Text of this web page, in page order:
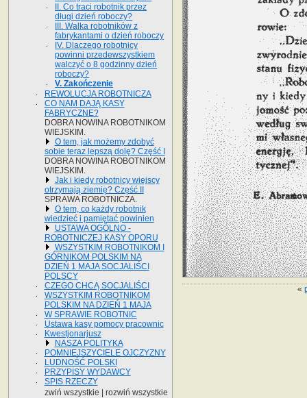
«
II. Co traci robotnik przez
długi dzień roboczy?
III. Walka robotników z
fabrykantami o dzień roboczy
IV. Dlaczego robotnicy
powinni przedewszystkiem
walczyć o 8 godzinny dzień
roboczy?
V. Zakończenie
REWOLUCJA ROBOTNICZA
CO NAM DAJĄ KASY
FABRYCZNE?
DOBRA NOWINA ROBOTNIKOM
WIEJSKIM.
O tem, jak możemy zdobyć
sobie teraz lepszą dolę? Część I
DOBRA NOWINA ROBOTNIKOM
WIEJSKIM.
Jak i kiedy robotnicy wiejscy
otrzymają ziemię? Część II
SPRAWA ROBOTNICZA.
O tem, co każdy robotnik
wiedzieć i pamiętać powinien
USTAWA OGÓLNO -
ROBOTNICZEJ KASY OPORU
WSZYSTKIM ROBOTNIKOM I
GÓRNIKOM POLSKIM NA
DZIEŃ 1 MAJA SOCJALIŚCI
POLSCY
CZEGO CHCĄ SOCJALIŚCI
WSZYSTKIM ROBOTNIKOM
POLSKIM NA DZIEŃ 1 MAJA
W SPRAWIE ROBOTNIC
Ustawa kasy pomocy pracownic
Kwestjonarjusz
NASZA POLITYKA
POMNIEJSZYCIELE OJCZYZNY
LUDNOŚĆ POLSKI
PRZYPISY WYDAWCY
SPIS RZECZY
zwiń wszystkie | rozwiń wszystkie